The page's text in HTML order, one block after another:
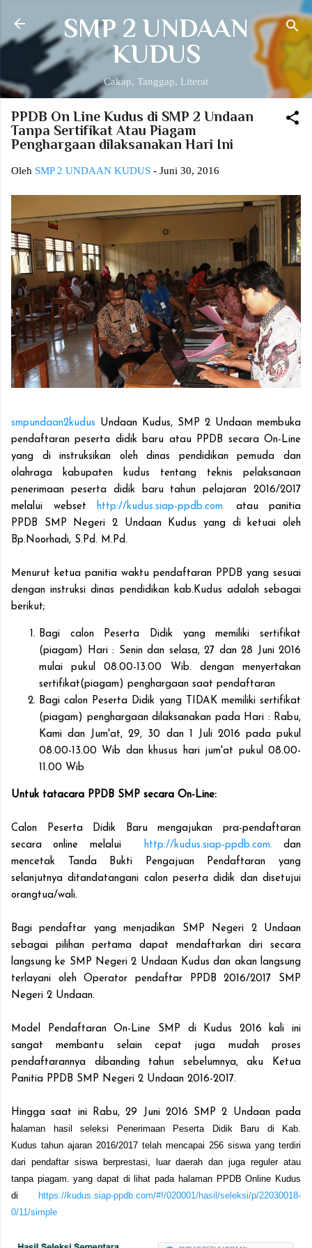
Langsung ke konten utama
SMP 2 UNDAAN
KUDUS
Cakap, Tanggap, Literat
PPDB On Line Kudus di SMP 2 Undaan
Tanpa Sertifikat Atau Piagam
Penghargaan dilaksanakan Hari Ini
Oleh SMP 2 UNDAAN KUDUS - Juni 30, 2016
smpundaan2kudus Undaan Kudus, SMP 2 Undaan membuka
pendaftaran peserta didik baru atau PPDB secara On-Line
yang di instruksikan oleh dinas pendidikan pemuda dan
olahraga kabupaten kudus tentang teknis pelaksanaan
penerimaan peserta didik baru tahun pelajaran 2016/2017
melalui webset http://kudus.siap-ppdb.com. atau panitia
PPDB SMP Negeri 2 Undaan Kudus yang di ketuai oleh
Bp.Noorhadi, S.Pd. M.Pd.
Menurut ketua panitia waktu pendaftaran PPDB yang sesuai
dengan instruksi dinas pendidikan kab.Kudus adalah sebagai
berikut;
Bagi calon Peserta Didik yang memiliki sertifikat
(piagam) Hari : Senin dan selasa, 27 dan 28 Juni 2016
mulai pukul 08.00-13.00 Wib. dengan menyertakan
sertifikat(piagam) penghargaan saat pendaftaran
Bagi calon Peserta Didik yang TIDAK memiliki sertifikat
(piagam) penghargaan dilaksanakan pada Hari : Rabu,
Kami dan Jum'at, 29, 30 dan 1 Juli 2016 pada pukul
08.00-13.00 Wib dan khusus hari jum'at pukul 08.00-
11.00 Wib
Untuk tatacara PPDB SMP secara On-Line:
Calon Peserta Didik Baru mengajukan pra-pendaftaran
secara online melalui http://kudus.siap-ppdb.com. dan
mencetak Tanda Bukti Pengajuan Pendaftaran yang
selanjutnya ditandatangani calon peserta didik dan disetujui
orangtua/wali.
Bagi pendaftar yang menjadikan SMP Negeri 2 Undaan
sebagai pilihan pertama dapat mendaftarkan diri secara
langsung ke SMP Negeri 2 Undaan Kudus dan akan langsung
terlayani oleh Operator pendaftar PPDB 2016/2017 SMP
Negeri 2 Undaan.
Model Pendaftaran On-Line SMP di Kudus 2016 kali ini
sangat membantu selain cepat juga mudah proses
pendaftarannya dibanding tahun sebelumnya, aku Ketua
Panitia PPDB SMP Negeri 2 Undaan 2016-2017.
Hingga saat ini Rabu, 29 Juni 2016 SMP 2 Undaan pada
halaman hasil seleksi Penerimaan Peserta Didik Baru di
Kab.
Kudus tahun ajaran 2016/2017 telah mencapai 256 siswa yang terdiri
dari pendaftar siswa berprestasi, luar daerah dan juga reguler atau
tanpa piagam. yang dapat di lihat pada halaman PPDB Online Kudus
di
https://kudus.siap-ppdb.com/#!/020001/hasil/seleksi/p/22030018-
0/11/simple